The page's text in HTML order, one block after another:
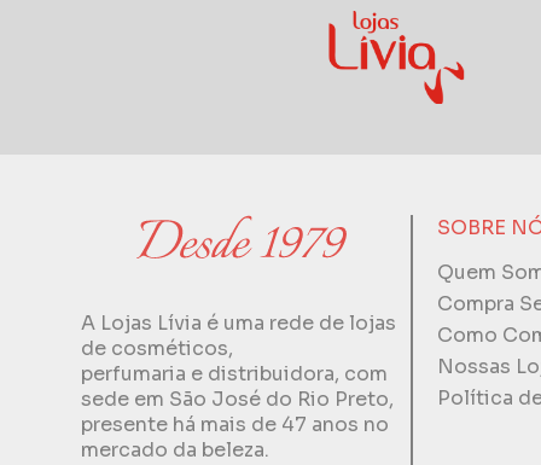
A Lojas Lívia é uma rede de lojas
de cosméticos,
perfumaria e distribuidora, com
sede em São José do Rio Preto,
presente há mais de 47 anos no
mercado da beleza.
SOBRE
Quem
Compra
Como
Nossas
Política